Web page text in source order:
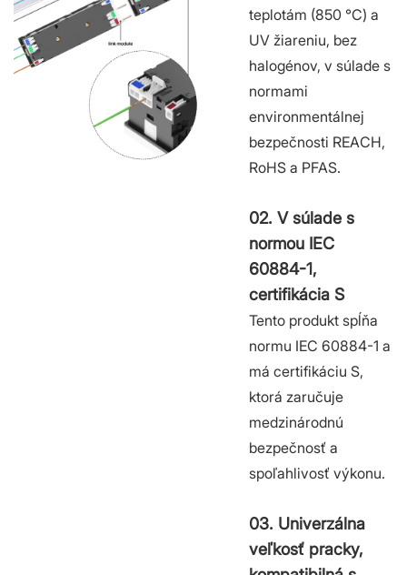
teplotám (850 °C) a
UV žiareniu, bez
halogénov, v súlade s
normami
environmentálnej
bezpečnosti REACH,
RoHS a PFAS.
02. V súlade s
normou IEC
60884-1,
certifikácia S
Tento produkt spĺňa
normu IEC 60884-1 a
má certifikáciu S,
ktorá zaručuje
medzinárodnú
bezpečnosť a
spoľahlivosť výkonu.
03. Univerzálna
veľkosť pracky,